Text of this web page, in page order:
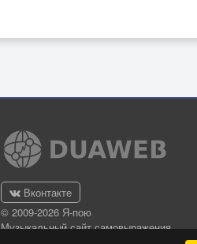
Вконтакте
© 2009-2026 Я-пою
Музыкальный сайт самовыражения